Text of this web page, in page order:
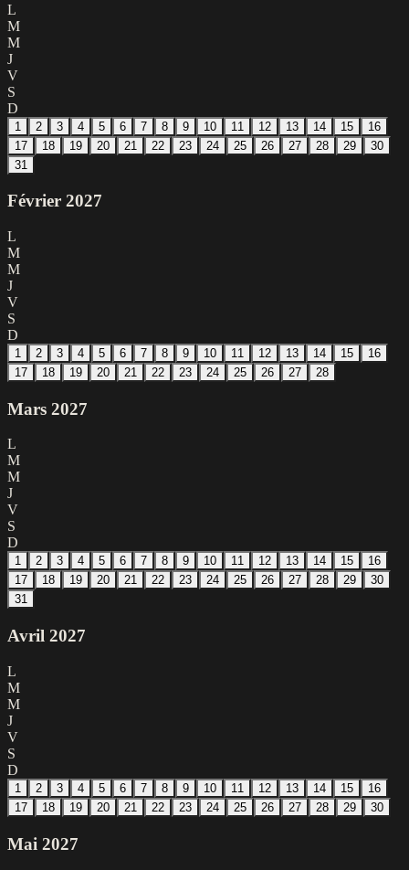
L
M
M
J
V
S
D
1 2 3 4 5 6 7 8 9 10 11 12 13 14 15
16
17
18 19 20 21 22 23 24 25 26 27 28 29
30
31
Février 2027
L
M
M
J
V
S
D
1 2 3 4 5 6 7 8 9 10 11 12 13 14 15
16
17
18 19 20 21 22 23 24 25 26 27 28
Mars 2027
L
M
M
J
V
S
D
1 2 3 4 5 6 7 8 9 10 11 12 13 14 15
16
17
18 19 20 21 22 23 24 25 26 27 28 29
30
31
Avril 2027
L
M
M
J
V
S
D
1 2 3 4 5 6 7 8 9 10 11 12 13 14 15
16
17
18 19 20 21 22 23 24 25 26 27 28 29 30
Mai 2027